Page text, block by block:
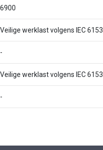
6900
Veilige werklast volgens IEC
-
Veilige werklast volgens IEC
-